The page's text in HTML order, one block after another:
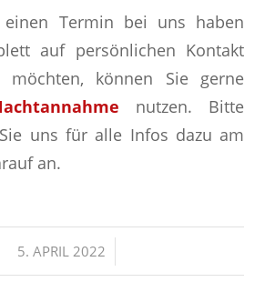
Termin bei uns haben
auf persönlichen Kontakt
möchten, können Sie gerne
nutzen. Bitte
uns für alle Infos dazu am
an.
5. APRIL 2022
/